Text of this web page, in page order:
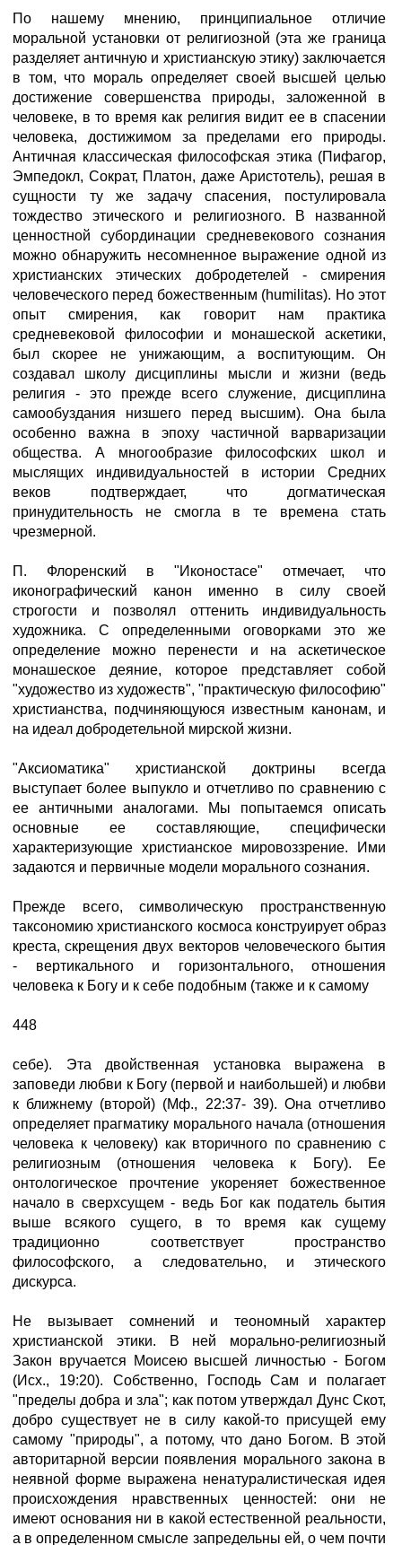
По нашему мнению, принципиальное отличие
моральной установки от религиозной (эта же граница
разделяет античную и христианскую этику) заключается
в том, что мораль определяет своей высшей целью
достижение совершенства природы, заложенной в
человеке, в то время как религия видит ее в спасении
человека, достижимом за пределами его природы.
Античная классическая философская этика (Пифагор,
Эмпедокл, Сократ, Платон, даже Аристотель), решая в
сущности ту же задачу спасения, постулировала
тождество этического и религиозного. В названной
ценностной субординации средневекового сознания
можно обнаружить несомненное выражение одной из
христианских этических добродетелей - смирения
человеческого перед божественным (humilitas). Но этот
опыт смирения, как говорит нам практика
средневековой философии и монашеской аскетики,
был скорее не унижающим, а воспитующим. Он
создавал школу дисциплины мысли и жизни (ведь
религия - это прежде всего служение, дисциплина
самообуздания низшего перед высшим). Она была
особенно важна в эпоху частичной варваризации
общества. А многообразие философских школ и
мыслящих индивидуальностей в истории Средних
веков подтверждает, что догматическая
принудительность не смогла в те времена стать
чрезмерной.
П. Флоренский в "Иконостасе" отмечает, что
иконографический канон именно в силу своей
строгости и позволял оттенить индивидуальность
художника. С определенными оговорками это же
определение можно перенести и на аскетическое
монашеское деяние, которое представляет собой
"художество из художеств", "практическую философию"
христианства, подчиняющуюся известным канонам, и
на идеал добродетельной мирской жизни.
"Аксиоматика" христианской доктрины всегда
выступает более выпукло и отчетливо по сравнению с
ее античными аналогами. Мы попытаемся описать
основные ее составляющие, специфически
характеризующие христианское мировоззрение. Ими
задаются и первичные модели морального сознания.
Прежде всего, символическую пространственную
таксономию христианского космоса конструирует образ
креста, скрещения двух векторов человеческого бытия
- вертикального и горизонтального, отношения
человека к Богу и к себе подобным (также и к самому
448
себе). Эта двойственная установка выражена в
заповеди любви к Богу (первой и наибольшей) и любви
к ближнему (второй) (Мф., 22:37- 39). Она отчетливо
определяет прагматику морального начала (отношения
человека к человеку) как вторичного по сравнению с
религиозным (отношения человека к Богу). Ее
онтологическое прочтение укореняет божественное
начало в сверхсущем - ведь Бог как податель бытия
выше всякого сущего, в то время как сущему
традиционно соответствует пространство
философского, а следовательно, и этического
дискурса.
Не вызывает сомнений и теономный характер
христианской этики. В ней морально-религиозный
Закон вручается Моисею высшей личностью - Богом
(Исх., 19:20). Собственно, Господь Сам и полагает
"пределы добра и зла"; как потом утверждал Дунс Скот,
добро существует не в силу какой-то присущей ему
самому "природы", а потому, что дано Богом. В этой
авторитарной версии появления морального закона в
неявной форме выражена ненатуралистическая идея
происхождения нравственных ценностей: они не
имеют основания ни в какой естественной реальности,
а в определенном смысле запредельны ей, о чем почти